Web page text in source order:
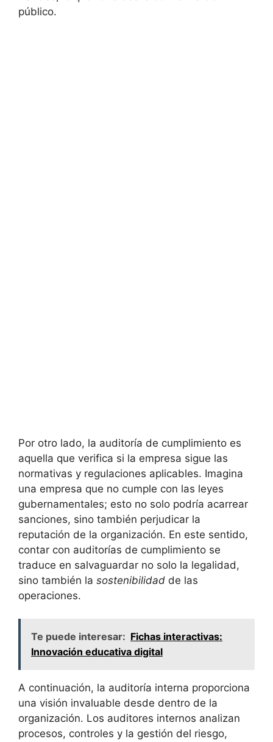
público.
Por otro lado, la auditoría de cumplimiento es
aquella que verifica si la empresa sigue las
normativas y regulaciones aplicables. Imagina
una empresa que no cumple con las leyes
gubernamentales; esto no solo podría acarrear
sanciones, sino también perjudicar la
reputación de la organización. En este sentido,
contar con auditorías de cumplimiento se
traduce en salvaguardar no solo la legalidad,
sino también la sostenibilidad de las
operaciones.
Te puede interesar: Fichas interactivas:
Innovación educativa digital
A continuación, la auditoría interna proporciona
una visión invaluable desde dentro de la
organización. Los auditores internos analizan
procesos, controles y la gestión del riesgo,